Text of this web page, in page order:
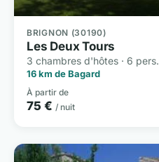
BRIGNON (30190)
Les Deux Tours
3 chambres d'hôtes · 6 pers.
16 km de Bagard
À partir de
75 € / nuit